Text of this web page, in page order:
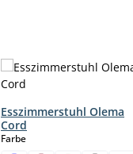
Esszimmerstuhl Olema
Cord
Farbeauswählen